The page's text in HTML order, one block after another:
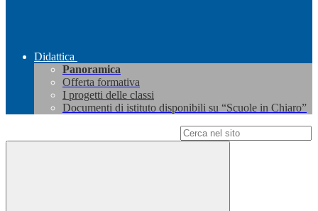
Didattica
Panoramica
Offerta formativa
I progetti delle classi
Documenti di istituto disponibili su “Scuole in Chiaro”